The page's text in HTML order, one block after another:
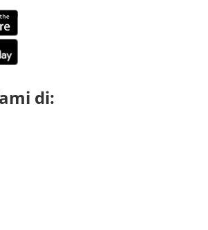
di: